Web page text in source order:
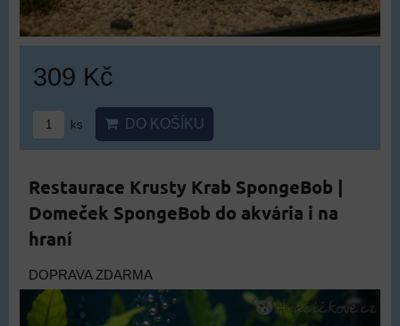
309 Kč
ks DO KOŠÍKU
Restaurace Krusty Krab SpongeBob |
Domeček SpongeBob do akvária i na
hraní
DOPRAVA ZDARMA